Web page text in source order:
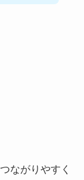
ながりやすく